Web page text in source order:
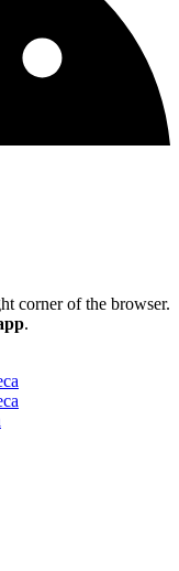
corner of the browser.
.